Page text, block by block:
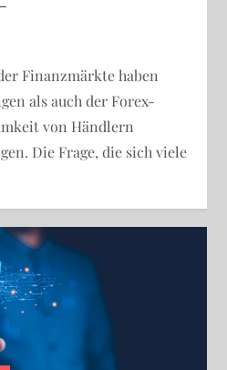
Finanzmärkte haben
als auch der Forex-
von Händlern
Die Frage, die sich viele